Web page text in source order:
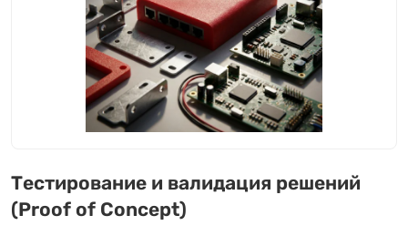
Тестирование и валидация решений
(Proof of Concept)